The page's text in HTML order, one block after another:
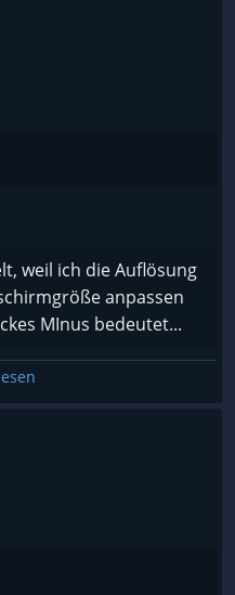
weil ich die Auflösung
anpassen
MInus bedeutet...